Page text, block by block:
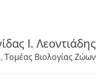
Ι. Λεοντιάδης
, Τομέας Βιολογίας Ζώων